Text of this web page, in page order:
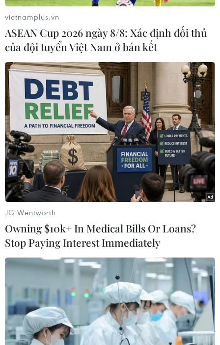
Cuộc thi có sự tham gia của hơn 9.000 vận động viên đến từ
67 uốc gia và vùng lãnh thổ. (Ảnh: Trần Lê Lâm/TTXVN)
Các vận động tranh tài ở bốn cự ly gồm 42km, 21km, 10km,
5km trên những cung đường chạy đẹp nhất của thành phố biển
Đà Nẵng. (Ảnh: Trần Lê Lâm/TTXVN)
vietnamplus.vn
ASEAN Cup 2026 ngày 8/8: Xác định đối thủ
của đội tuyển Việt Nam ở bán kết
JG Wentworth
Owning $10k+ In Medical Bills Or Loans?
Stop Paying Interest Immediately